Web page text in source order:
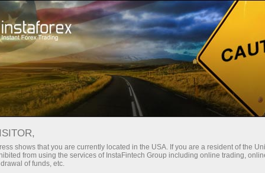
For Traders Forex Analytics
InstaForex TV
Forex TV News
shows that you are currently located in the USA. If you are a resident of the
from using the services of InstaFintech Group including online trading,
of funds, etc.